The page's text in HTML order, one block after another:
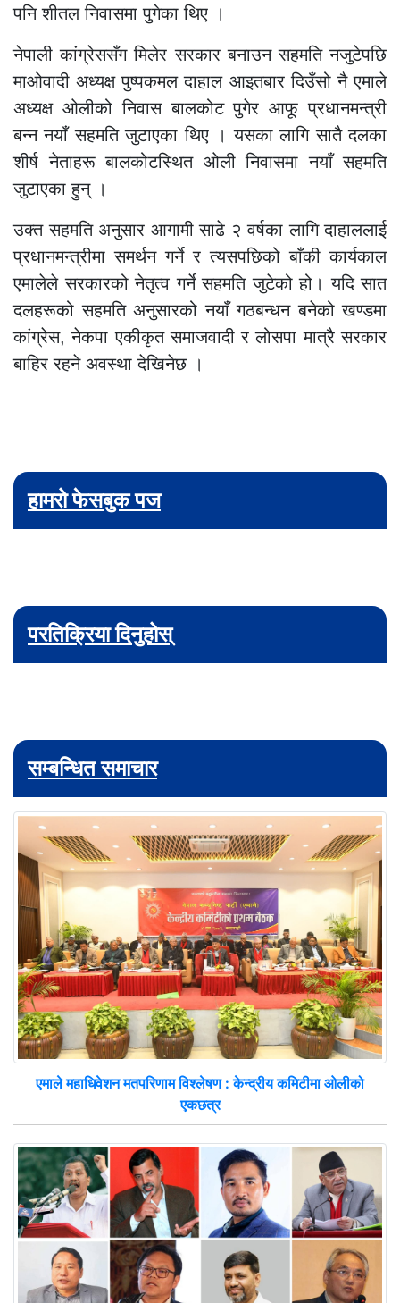
पनि शीतल निवासमा पुगेका थिए ।
नेपाली कांग्रेससँग मिलेर सरकार बनाउन सहमति नजुटेपछि
माओवादी अध्यक्ष पुष्पकमल दाहाल आइतबार दिउँसो नै एमाले
अध्यक्ष ओलीको निवास बालकोट पुगेर आफू प्रधानमन्त्री
बन्न नयाँ सहमति जुटाएका थिए । यसका लागि सातै दलका
शीर्ष नेताहरू बालकोटस्थित ओली निवासमा नयाँ सहमति
जुटाएका हुन् ।
उक्त सहमति अनुसार आगामी साढे २ वर्षका लागि दाहाललाई
प्रधानमन्त्रीमा समर्थन गर्ने र त्यसपछिको बाँकी कार्यकाल
एमालेले सरकारको नेतृत्व गर्ने सहमति जुटेको हो। यदि सात
दलहरूको सहमति अनुसारको नयाँ गठबन्धन बनेको खण्डमा
कांग्रेस, नेकपा एकीकृत समाजवादी र लोसपा मात्रै सरकार
बाहिर रहने अवस्था देखिनेछ ।
हामरो फेसबुक पज
परतिक्रिया दिनुहोस्
सम्बन्धित समाचार
एमाले महाधिवेशन मतपरिणाम विश्लेषण : केन्द्रीय कमिटीमा ओलीको
एकछत्र